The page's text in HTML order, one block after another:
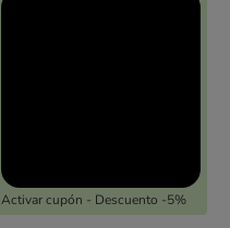
Activar cupón - Descuento -5%